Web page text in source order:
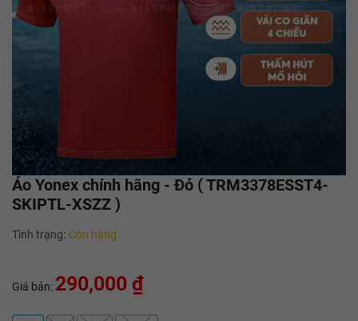
Áo Yonex chính hãng - Đỏ ( TRM3378ESST4-
SKIPTL-XSZZ )
Tình trạng: Còn hàng
Giá bán: 290,000 ₫